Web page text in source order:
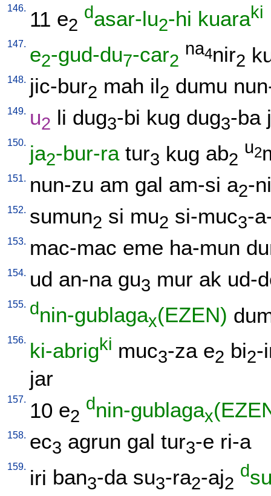
146. 11 e2
dasar-lu2-hi kuaraki
147. e2-gud-du7-car2
na4nir2
148. jic-bur2 mah il2 dumu
149. u2 li dug3-bi kug dug3-ba
150. ja2-bur-ra tur3 kug ab2
u2
151. nun-zu am gal am-si a2-
152. sumun2 si mu2 si-muc3-
153. mac-mac eme ha-mun
154. ud an-na gu3 mur ak ud-
155. dnin-gublagax(EZEN)
156. ki-abrigki muc3-za e2 bi2-
jar
157. 10 e2
dnin-gublagax
158. ec3 agrun gal tur3-e ri-a
159. iri ban3-da su3-ra2-aj2
d